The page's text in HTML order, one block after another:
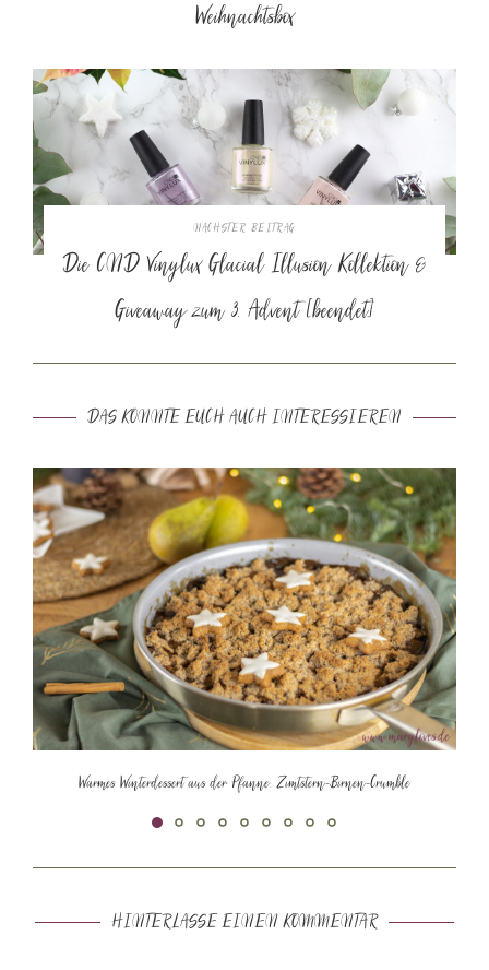
Weihnachtsbox
NÄCHSTER BEITRAG
Die CND Vinylux Glacial Illusion Kollektion &
Giveaway zum 3. Advent [beendet]
DAS KÖNNTE EUCH AUCH INTERESSIEREN
Warmes Winterdessert aus der Pfanne: Zimtstern-Birnen-Crumble
HINTERLASSE EINEN KOMMENTAR